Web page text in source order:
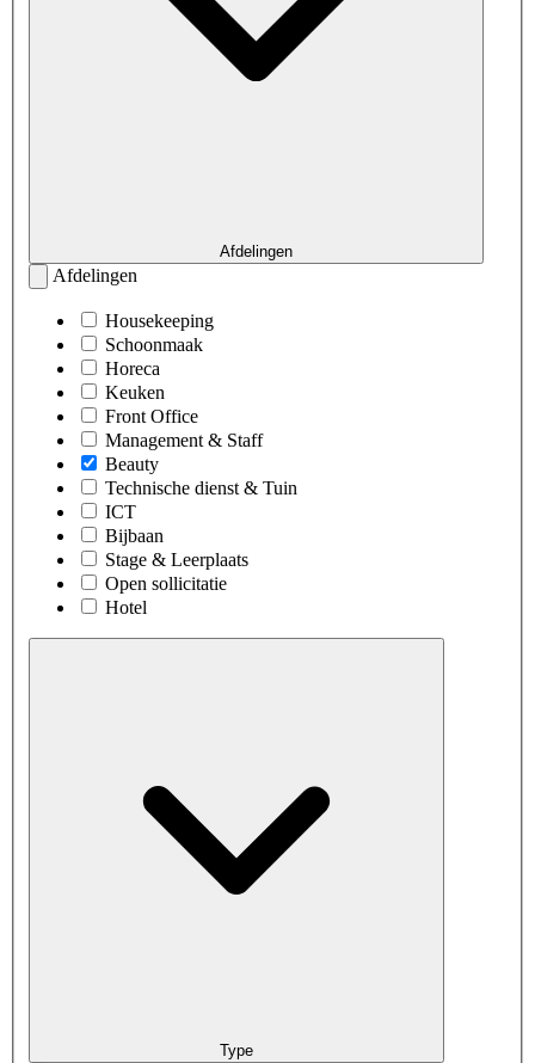
Afdelingen
Afdelingen
Housekeeping
Schoonmaak
Horeca
Keuken
Front Office
Management & Staff
Beauty
Technische dienst & Tuin
ICT
Bijbaan
Stage & Leerplaats
Open sollicitatie
Hotel
Type